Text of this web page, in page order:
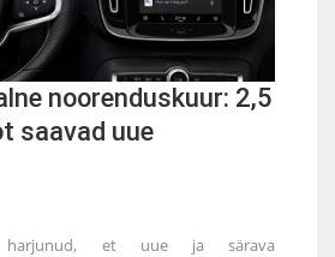
noorenduskuur: 2,5
saavad uue
harjunud, et uue ja särava